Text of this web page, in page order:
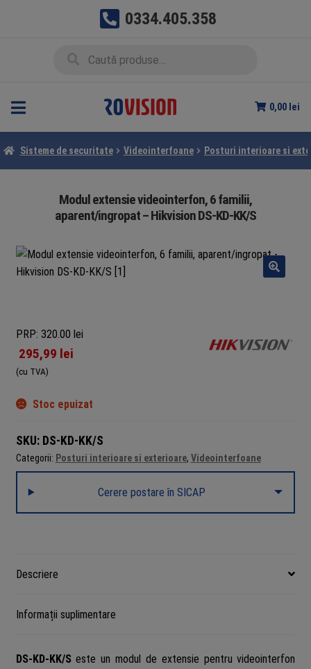
0334.405.358
0,00 lei
Sisteme de securitate Videointerfoane Posturi interioare si
Modul extensie videointerfon, 6 familii,
aparent/ingropat – Hikvision DS-KD-KK/S
PRP: 320.00 lei
295,99 lei
(cu TVA)
Stoc epuizat
SKU: DS-KD-KK/S
Categorii: Posturi interioare si exterioare, Videointerfoane
Cerere postare în SICAP
Descriere
Informații suplimentare
DS-KD-KK/S este un modul de extensie pentru videointerfon